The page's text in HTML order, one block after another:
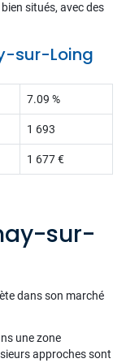
situés, avec des
sur-Loing
7.09 %
1 693
1 677 €
sur-
dans son marché
une zone
approches sont